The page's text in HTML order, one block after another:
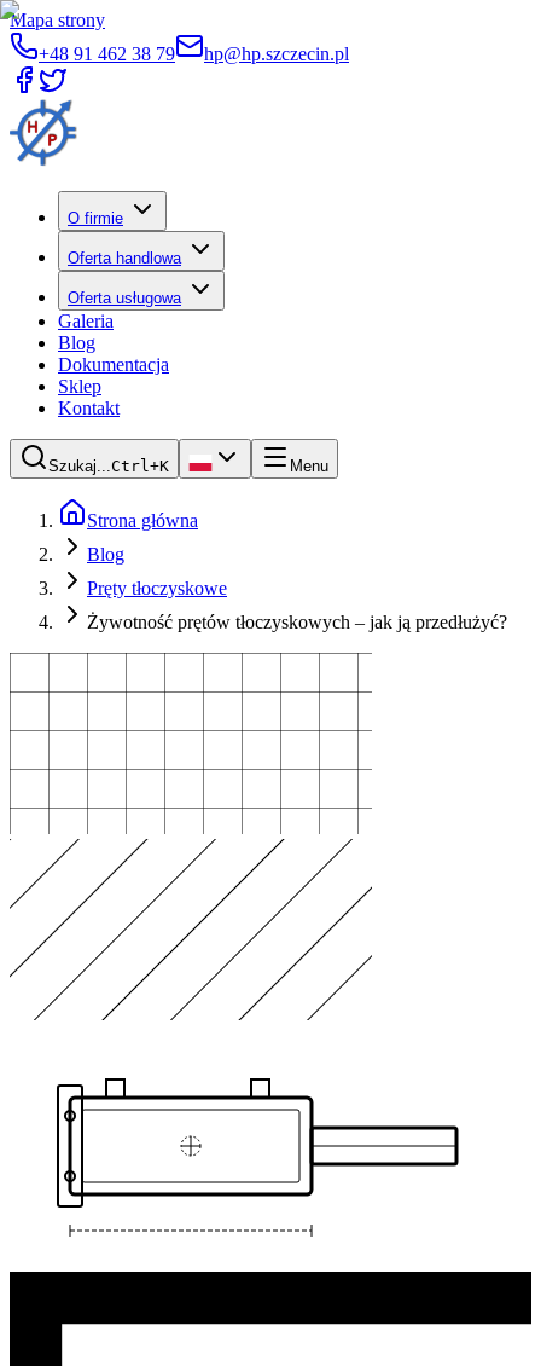
Mapa strony
+48 91 462 38 79
hp@hp.szczecin.pl
O firmie
Oferta handlowa
Oferta usługowa
Galeria
Blog
Dokumentacja
Sklep
Kontakt
Szukaj...Ctrl+K Menu
Strona główna
Blog
Pręty tłoczyskowe
Żywotność prętów tłoczyskowych – jak ją przedłużyć?